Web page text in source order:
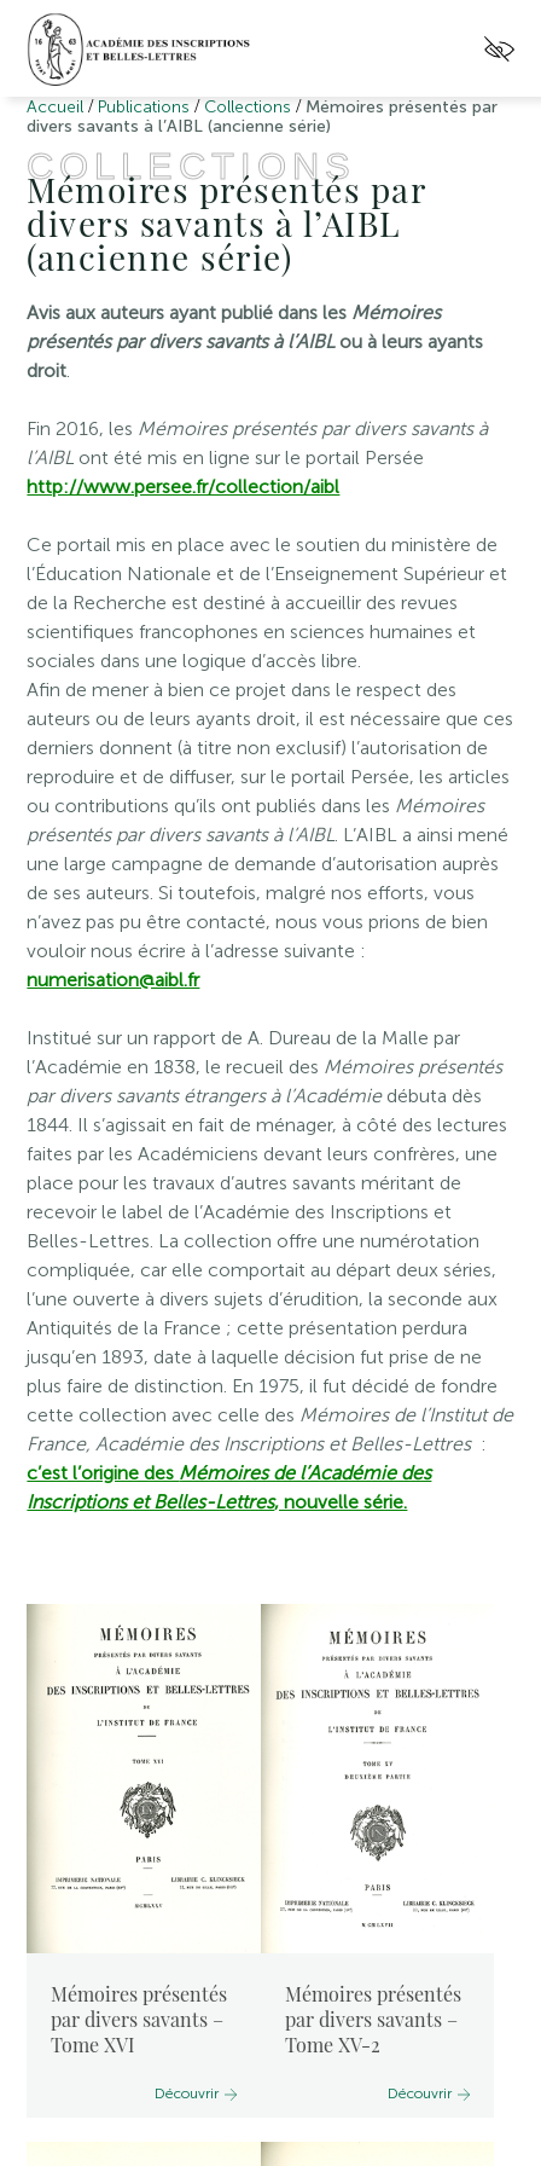
Accueil / Publications / Collections / Mémoires présentés par
divers savants à l’AIBL (ancienne série)
COLLECTIONS
Mémoires présentés par
divers savants à l’AIBL
(ancienne série)
Avis aux auteurs ayant publié dans les Mémoires
présentés par divers savants à l’AIBLou à leurs ayants
droit.
Fin 2016, les Mémoires présentés par divers savants à
l’AIBL ont été mis en ligne sur le portail Persée
http://www.persee.fr/collection/aibl
Ce portail mis en place avec le soutien du ministère de
l’Éducation Nationale et de l’Enseignement Supérieur et
de la Recherche est destiné à accueillir des revues
scientifiques francophones en sciences humaines et
sociales dans une logique d’accès libre.
Afin de mener à bien ce projet dans le respect des
auteurs ou de leurs ayants droit, il est nécessaire que ces
derniers donnent (à titre non exclusif) l’autorisation de
reproduire et de diffuser, sur le portail Persée, les articles
ou contributions qu’ils ont publiés dans les Mémoires
présentés par divers savants à l’AIBL. L’AIBL a ainsi mené
une large campagne de demande d’autorisation auprès
de ses auteurs. Si toutefois, malgré nos efforts, vous
n’avez pas pu être contacté, nous vous prions de bien
vouloir nous écrire à l’adresse suivante :
numerisation@aibl.fr
Institué sur un rapport de A. Dureau de la Malle par
l’Académie en 1838, le recueil des Mémoires présentés
par divers savants étrangers à l’Académiedébuta dès
1844. Il s’agissait en fait de ménager, à côté des lectures
faites par les Académiciens devant leurs confrères, une
place pour les travaux d’autres savants méritant de
recevoir le label de l’Académie des Inscriptions et
Belles-Lettres. La collection offre une numérotation
compliquée, car elle comportait au départ deux séries,
l’une ouverte à divers sujets d’érudition, la seconde aux
Antiquités de la France ; cette présentation perdura
jusqu’en 1893, date à laquelle décision fut prise de ne
plus faire de distinction. En 1975, il fut décidé de fondre
cette collection avec celle des Mémoires de l’Institut de
France, Académie des Inscriptions et Belles-Lettres :
c’est l’origine des Mémoires de l’Académie des
Inscriptions et Belles-Lettres, nouvelle série.
Mémoires présentés
par divers savants –
Tome XVI
Découvrir
Mémoires présentés
par divers savants –
Tome XV-2
Découvrir